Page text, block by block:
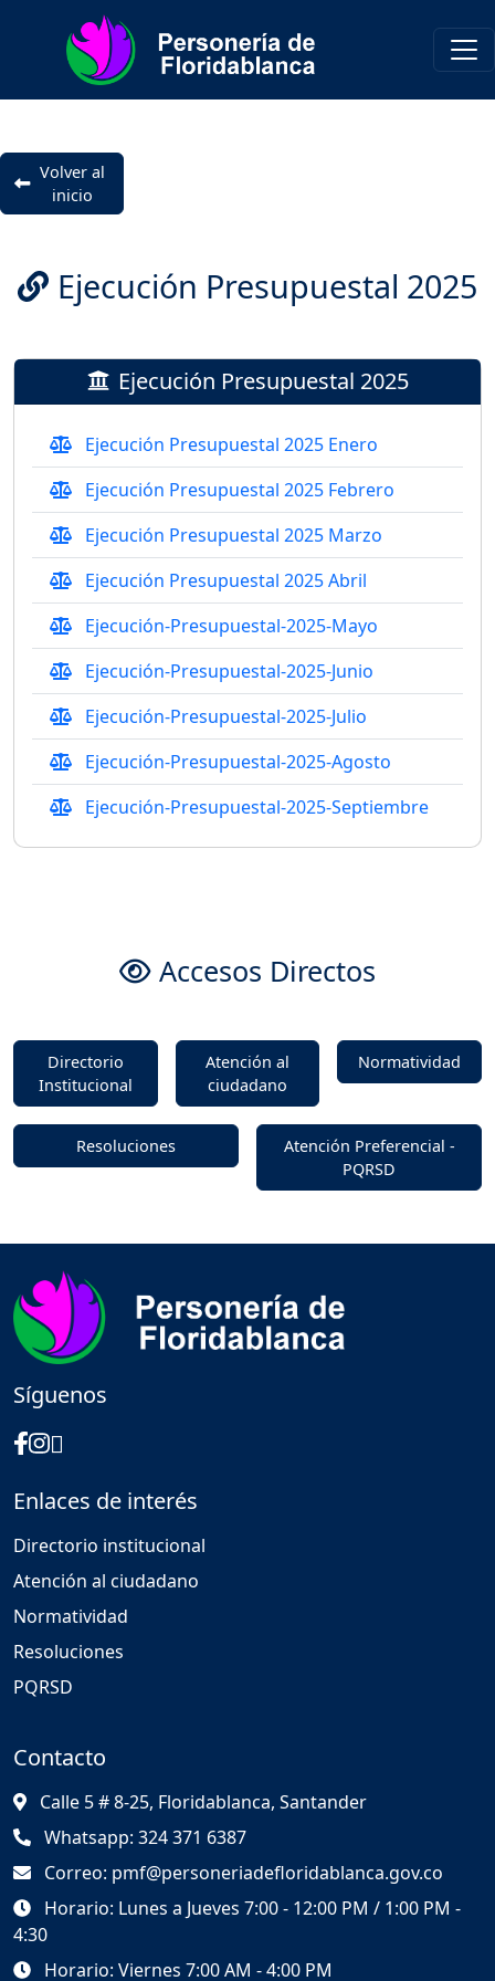
Volver al
inicio
Ejecución Presupuestal 2025
Ejecución Presupuestal 2025
Ejecución Presupuestal 2025 Enero
Ejecución Presupuestal 2025 Febrero
Ejecución Presupuestal 2025 Marzo
Ejecución Presupuestal 2025 Abril
Ejecución-Presupuestal-2025-Mayo
Ejecución-Presupuestal-2025-Junio
Ejecución-Presupuestal-2025-Julio
Ejecución-Presupuestal-2025-Agosto
Ejecución-Presupuestal-2025-Septiembre
Accesos Directos
Directorio
Institucional
Atención al
ciudadano
Normatividad
Resoluciones
Atención Preferencial -
PQRSD
Síguenos
Enlaces de interés
Directorio institucional
Atención al ciudadano
Normatividad
Resoluciones
PQRSD
Contacto
Calle 5 # 8-25, Floridablanca, Santander
Whatsapp: 324 371 6387
Correo: pmf@personeriadefloridablanca.gov.co
Horario: Lunes a Jueves 7:00 - 12:00 PM / 1:00 PM -
4:30
Horario: Viernes 7:00 AM - 4:00 PM